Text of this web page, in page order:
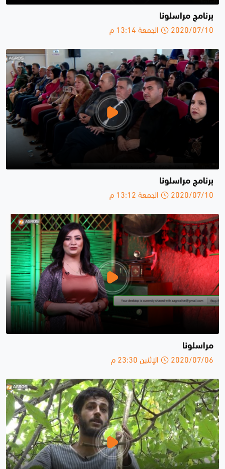
برنامج مراسلونا
2020/07/10 الجمعة 13:14 م
برنامج مراسلونا
2020/07/10 الجمعة 13:12 م
مراسلونا
2020/07/06 الإثنين 23:30 م